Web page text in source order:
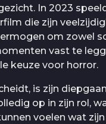
In 2023
die zijn
om zowel
vast te
keuze voor horror.
is zijn
op in zijn rol,
voelen wat